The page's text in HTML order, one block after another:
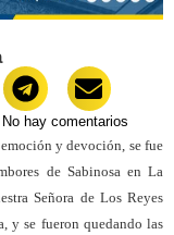
No hay comentarios
y devoción, se fue
de Sabinosa en La
Señora de Los Reyes
y se fueron quedando las